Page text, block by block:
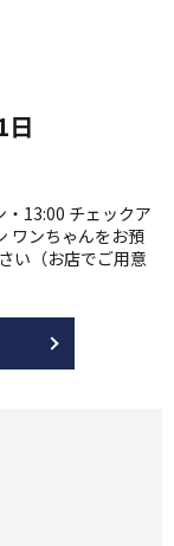
日
13:00 チェックア
ワンちゃんをお預
い（お店でご用意